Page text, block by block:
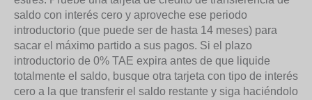
saldo con interés cero y aproveche ese periodo
introductorio (que puede ser de hasta 14 meses) para
sacar el máximo partido a sus pagos. Si el plazo
introductorio de 0% TAE expira antes de que liquide
totalmente el saldo, busque otra tarjeta con tipo de interés
cero a la que transferir el saldo restante y siga haciéndolo